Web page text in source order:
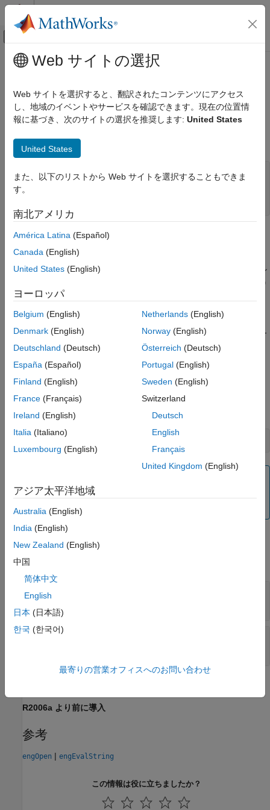
コンテンツへスキップ
オフキャンバス ナビゲーション メ
ドキュメンテーションのホーム
外部言語インターフェイス
MATLAB での Fortran
engOutputBuffer (Fortran)
Fortran 構文
入力引数
メインコンテンツ
engOutputBuffer (Fortran)
MATLAB出力のバッファーの指定
Fortran 構文
#include "engine.h"
integer*4 engOutputBuffer(ep, p)
説明
engOutputBuffer
engEvalString用の文字バッファーを定義します。
エンジン
0
を返します。
engEvalString の既定の動作は、実行中のコマンドによって発生
した標準出力を破棄することです。ゼロでない長さのバッファー
を使ってengOutputBuffer を呼び出すと、その後の
出力が保存されます。
Fortran で出力バッファー処理をオフにするには、以下を使用し
engEvalString
終了しません。
入力引数
すべて展開する
ep
— 文字バッファーへのポインター
R2006a より前に導入
参考
engOpen | engEvalString
この情報は役に立ちましたか？
Web サイトの選択
Web サイトを選択すると、翻訳されたコンテンツにアクセス
し、地域のイベントやサービスを確認できます。現在の位置情
報に基づき、次のサイトの選択を推奨します: United States
United States
また、以下のリストから Web サイトを選択することもできま
す。
南北アメリカ
América Latina (Español)
Canada (English)
United States (English)
ヨーロッパ
Belgium (English)
Denmark (English)
Deutschland (Deutsch)
España (Español)
Finland (English)
France (Français)
Ireland (English)
Italia (Italiano)
Luxembourg (English)
Netherlands(English)
Norway(English)
Österreich (Deutsch)
Portugal(English)
Sweden (English)
Switzerland
Deutsch
English
Français
United Kingdom (English)
アジア太平洋地域
Australia (English)
India (English)
New Zealand (English)
中国
简体中文
English
日本 (日本語)
한국 (한국어)
最寄りの営業オフィスへのお問い合わせ